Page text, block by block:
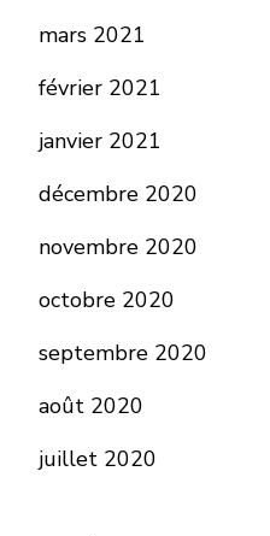
mars 2021
février 2021
janvier 2021
décembre 2020
novembre 2020
octobre 2020
septembre 2020
août 2020
juillet 2020